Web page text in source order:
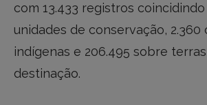
com 13.433 registros
unidades de conservação, 2.360
indígenas e 206.495 sobre
destinação.